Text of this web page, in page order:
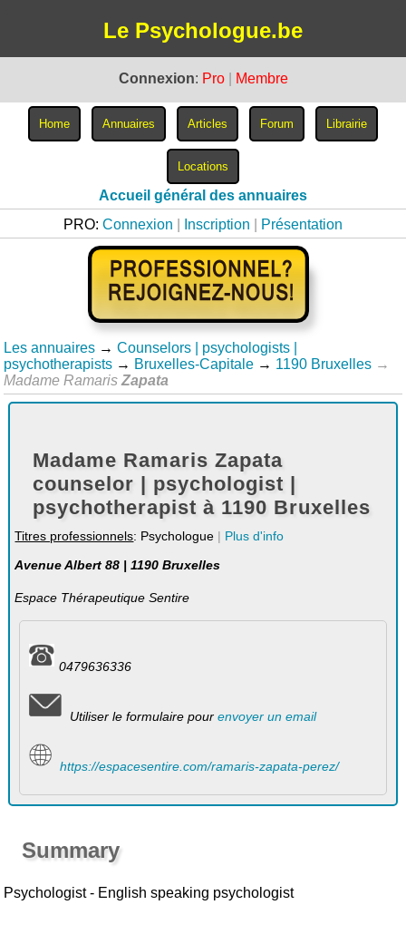
Le Psychologue.be
Connexion: Pro Membre
Accueil général des annuaires
PRO: Connexion Inscription Présentation
Les annuaires → Counselors | psychologists |
psychotherapists → Bruxelles-Capitale → 1190 Bruxelles →
Madame RamarisZapata
Madame Ramaris Zapata
counselor | psychologist |
psychotherapist à 1190 Bruxelles
Titres professionnels: Psychologue | Plus d'info
Avenue Albert 88 | 1190 Bruxelles
Espace Thérapeutique Sentire
0479636336
Utiliser le formulaire pour envoyer un email
https://espacesentire.com/ramaris-zapata-perez/
Summary
Psychologist - English speaking psychologist